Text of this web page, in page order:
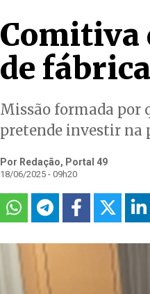
Comitiva
de
Missão formada por
pretende investir na
Por Redação, Portal 49
18/06/2025 - 09h20